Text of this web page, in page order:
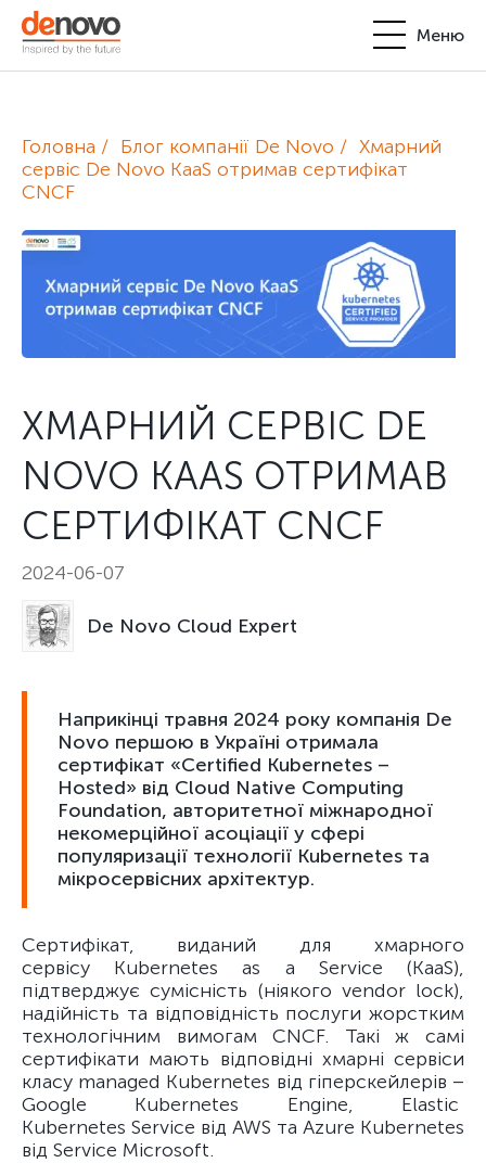
Меню
De Novo
Блог
Контакти
+380-44-200-93-39
Головна Блог компанії De Novo
Хмарний
сервіс De Novo KaaS отримав сертифікат
CNCF
ХМАРНИЙ СЕРВІС DE
NOVO KAAS ОТРИМАВ
СЕРТИФІКАТ CNCF
2024-06-07
De Novo Cloud Expert
Наприкінці травня 2024 року компанія De
Novo першою в Україні отримала
сертифікат «Certified Kubernetes –
Hosted» від Cloud Native Computing
Foundation, авторитетної міжнародної
некомерційної асоціації у сфері
популяризації технології Kubernetes та
мікросервісних архітектур.
Сертифікат, виданий для хмарного
сервісу Kubernetes as a Service (KaaS),
підтверджує сумісність (ніякого vendor lock),
надійність та відповідність послуги жорстким
технологічним вимогам CNCF. Такі ж самі
сертифікати мають відповідні хмарні сервіси
класу managed Kubernetes від гіперскейлерів –
Google Kubernetes Engine, Elastic
Kubernetes Service від AWS та Azure Kubernetes
від Service Microsoft.